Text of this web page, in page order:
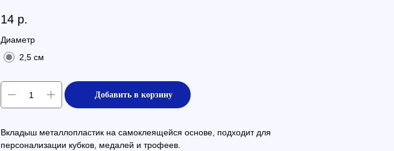
14 р.
Диаметр
2,5 см
Добавить в корзину
Вкладыш металлопластик на самоклеящейся основе, подходит для
персонализации кубков, медалей и трофеев.